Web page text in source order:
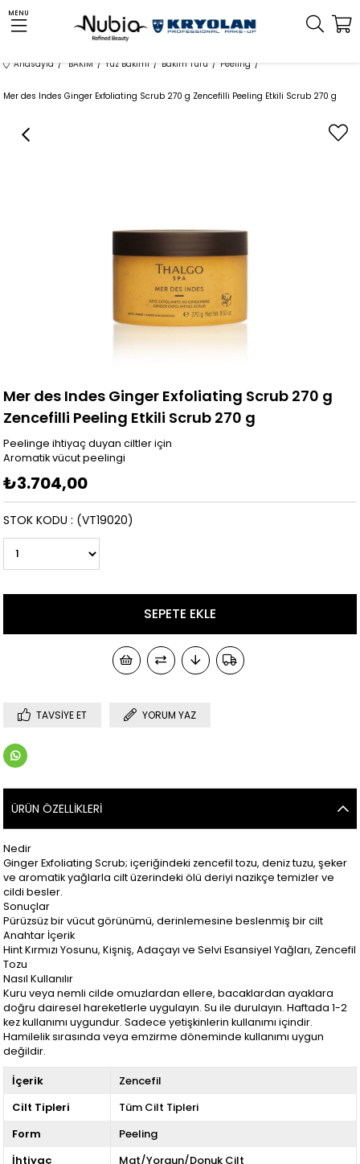
MENU
Anasayfa BAKIM Yüz Bakımı Bakım Türü Peeling
Mer des Indes Ginger Exfoliating Scrub 270 g Zencefilli Peeling Etkili Scrub 270 g
Mer des Indes Ginger Exfoliating Scrub 270 g
Zencefilli Peeling Etkili Scrub 270 g
Peelinge ihtiyaç duyan ciltler için
Aromatik vücut peelingi
₺3.704,00
(VT19020)
STOK KODU
TAVSIYE ET YORUM YAZ
ÜRÜN ÖZELLIKLERI
Nedir
Ginger Exfoliating Scrub; içeriğindeki zencefil tozu, deniz tuzu, şeker
ve aromatik yağlarla cilt üzerindeki ölü deriyi nazikçe temizler ve
cildi besler.
Sonuçlar
Pürüzsüz bir vücut görünümü, derinlemesine beslenmiş bir cilt
Anahtar İçerik
Hint Kırmızı Yosunu, Kişniş, Adaçayı ve Selvi Esansiyel Yağları, Zencefil
Tozu
Nasıl Kullanılır
Kuru veya nemli cilde omuzlardan ellere, bacaklardan ayaklara
doğru dairesel hareketlerle uygulayın. Su ile durulayın. Haftada 1-2
kez kullanımı uygundur. Sadece yetişkinlerin kullanımı içindir.
Hamilelik sırasında veya emzirme döneminde kullanımı uygun
değildir.
İçerik
Zencefil
Cilt Tipleri
Tüm Cilt Tipleri
Form
Peeling
İhtiyaç
Mat/Yorgun/Donuk Cilt